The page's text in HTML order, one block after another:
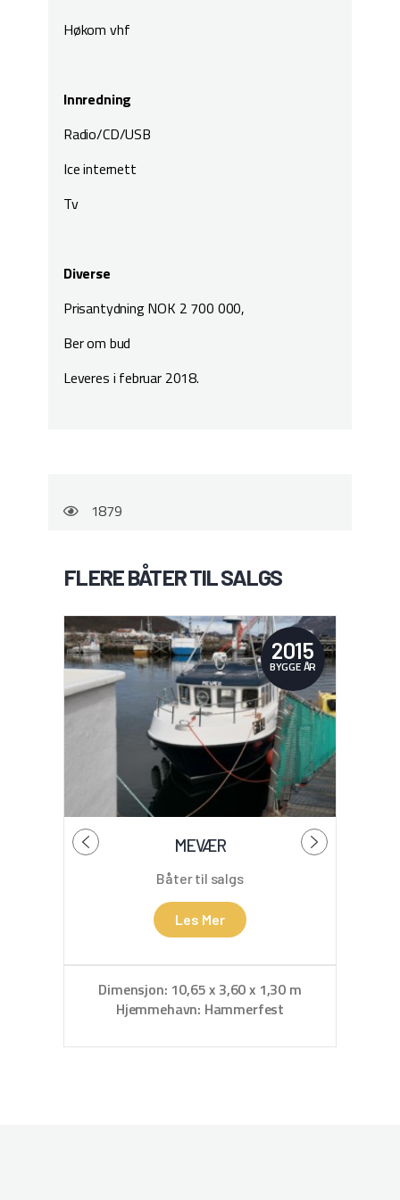
Høkom vhf
Innredning
Radio/CD/USB
Ice internett
Tv
Diverse
Prisantydning NOK 2 700 000,
Ber om bud
Leveres i februar 2018.
1879
FLERE BÅTER TIL SALGS
2015
BYGGE ÅR
MEVÆR
Båter til salgs
Les Mer
Dimensjon: 10,65 x 3,60 x 1,30 m
Hjemmehavn: Hammerfest